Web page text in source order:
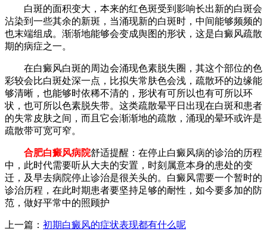
白斑的面积变大，本来的红色斑受到影响长出新的白斑会
沾染到一些其余的新斑，当涌现新的白斑时，中间能够频频的
也末端组成。渐渐地能够会变成舆图的形状，这是白癜风疏散
期的病症之一。
在白癜风白斑的周边会涌现色素脱失圈，其这个部位的色
彩较会比白斑处深一点，比拟失常肤色会浅，疏散环的边缘能
够清晰，也能够时依稀不清的，形状有可所以也有可所以环
状，也可所以色素脱失带。这类疏散晕平日出现在白斑和患者
的失常皮肤之间，而且它会渐渐地的疏散，涌现的晕环或许是
疏散带可宽可窄。
合肥白癜风病院舒适提醒：在停止白癜风病的诊治的历程
中，此时代需要听从大夫的安置，时刻属意本身的患处的变
迁，及早去病院停止诊治是很关头的。白癜风需要一个暂时的
诊治历程，在此时期患者要坚持足够的耐性，如今要多加的防
范，做好平常中的照顾护
上一篇： 初期白癜风的症状表现都有什么呢